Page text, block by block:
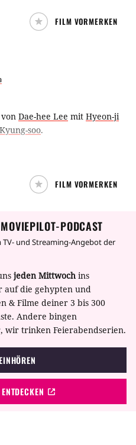
zeigt sie ganz privat.
FILM VORMERKEN
von Dae-hee Lee mit Hyeon-ji
soo.
FILM VORMERKEN
PODCAST
und Streaming-Angebot der
jeden Mittwoch ins
auf die gehypten und
& Filme deiner 3 bis 300
Andere bingen
wir trinken Feierabendserien.